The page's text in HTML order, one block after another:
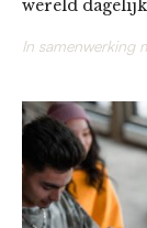
wereld
In samenwerking